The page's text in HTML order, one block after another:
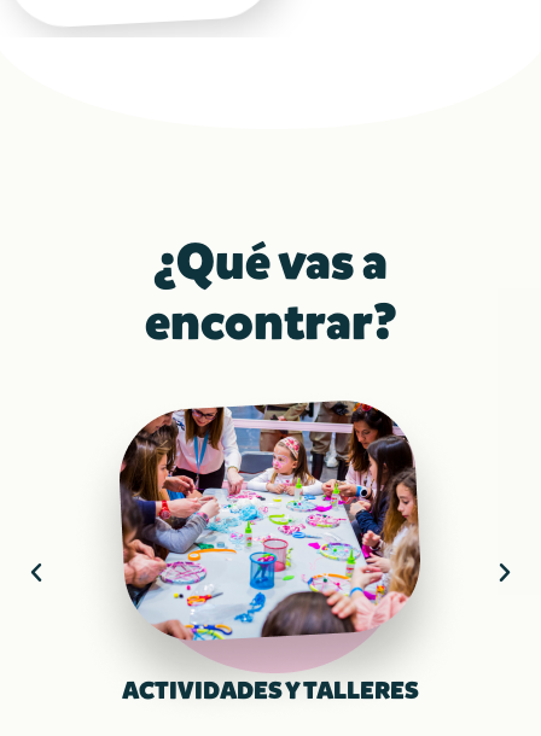
¿Qué vas a
encontrar?
ACTIVIDADES Y TALLERES